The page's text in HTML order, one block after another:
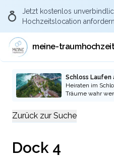
Jetzt kostenlos
Hochzeitslocation
meine-
Schloss Laufen
Heiraten im
Träume wahr
Zurück zur Suche
Dock 4